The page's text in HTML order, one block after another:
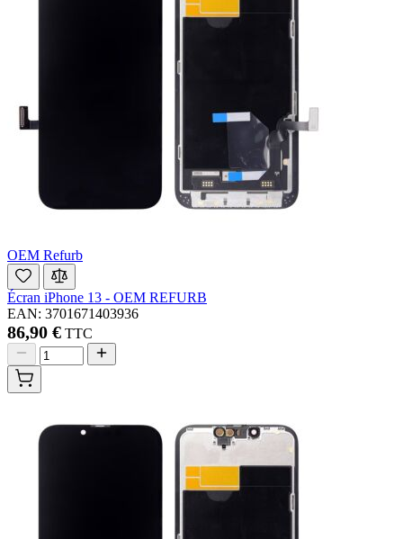
OEM Refurb
Écran iPhone 13 - OEM REFURB
EAN: 3701671403936
86,90 € TTC